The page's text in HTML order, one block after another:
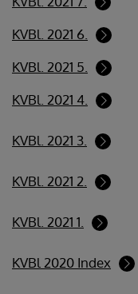
KVBl. 2021 6.
KVBl. 2021 5.
KVBl. 2021 4.
KVBl. 2021 3.
KVBl. 2021 2.
KVBl. 2021 1.
KVBl 2020 Index